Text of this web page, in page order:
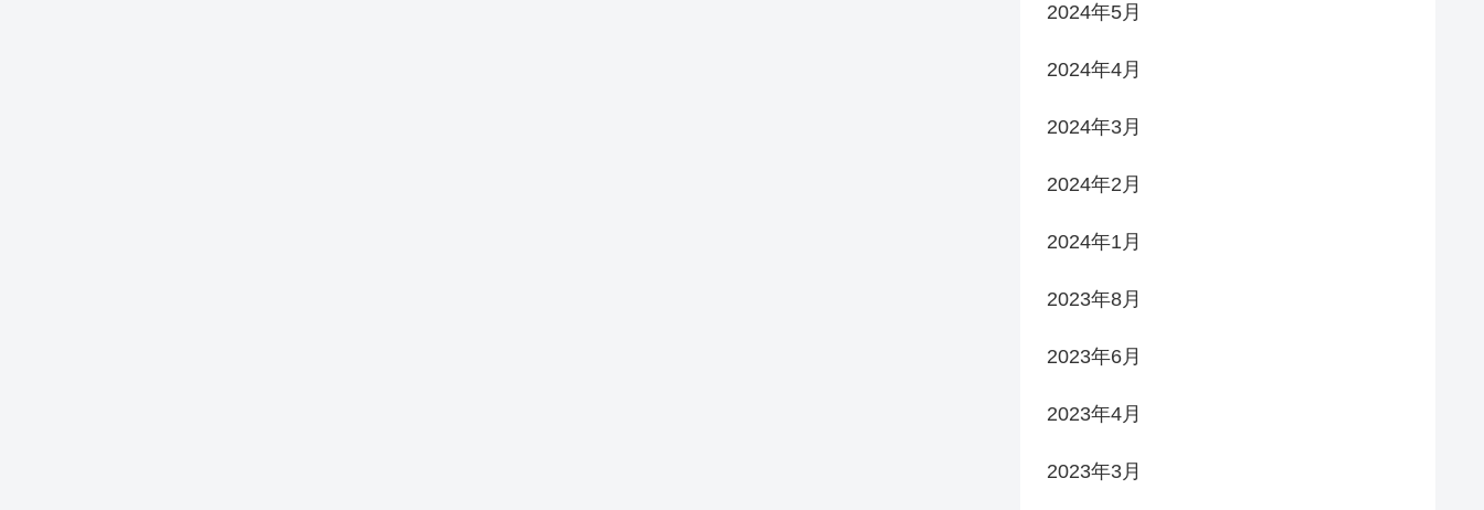
2024年5月
2024年4月
2024年3月
2024年2月
2024年1月
2023年8月
2023年6月
2023年4月
2023年3月